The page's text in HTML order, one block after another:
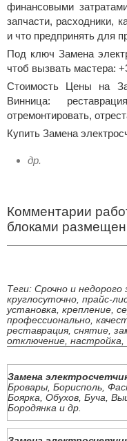
финансовыми
запчасти, расходники,
и что предпринять для
Под ключ Замена
чтоб вызвать мастера:
Стоимость Цены на
Винница:
отремонтировать,
Купить Замена
др.
Комментарии
блоками
Теги: Срочно и
круглосуточно, прайс-
установка, крепление,
профессионально,
реставрация, снятие,
отключение, настройка,
Замена
Бровары, Борисполь,
Боярка, Обухов, Буча,
Бородянка и др.